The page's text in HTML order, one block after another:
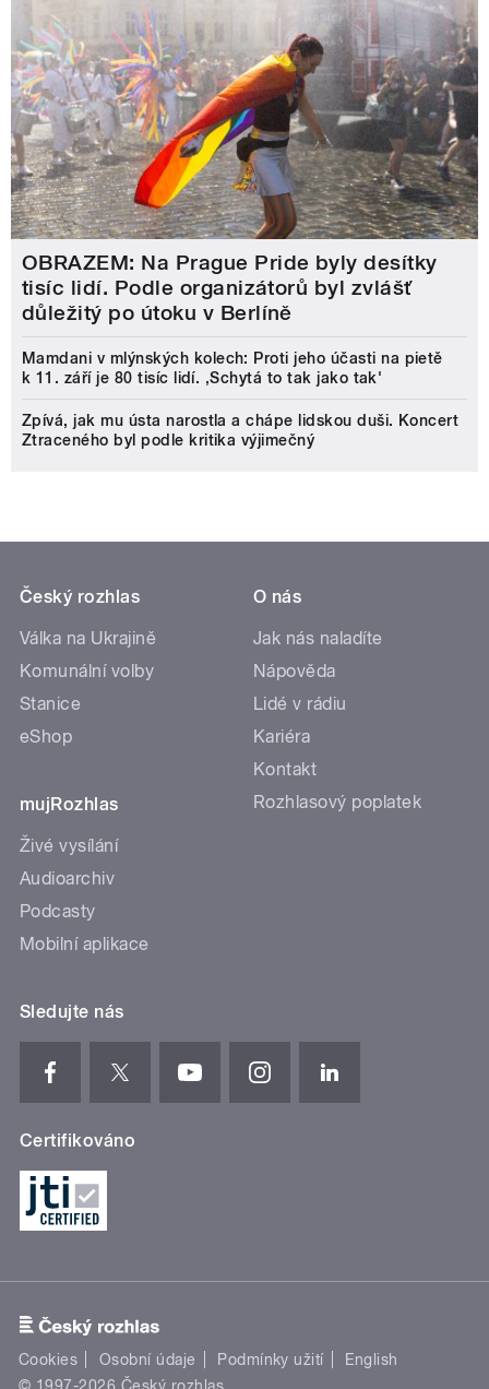
OBRAZEM: Na Prague Pride byly desítky
tisíc lidí. Podle organizátorů byl zvlášť
důležitý po útoku v Berlíně
Mamdani v mlýnských kolech: Proti jeho účasti na pietě
k 11. září je 80 tisíc lidí. ‚Schytá to tak jako tak'
Zpívá, jak mu ústa narostla a chápe lidskou duši. Koncert
Ztraceného byl podle kritika výjimečný
Český rozhlas
Válka na Ukrajině
Komunální volby
Stanice
eShop
mujRozhlas
Živé vysílání
Audioarchiv
Podcasty
Mobilní aplikace
O nás
Jak nás naladíte
Nápověda
Lidé v rádiu
Kariéra
Kontakt
Rozhlasový poplatek
Sledujte nás
Certifikováno
Cookies Osobní údaje Podmínky užití
English